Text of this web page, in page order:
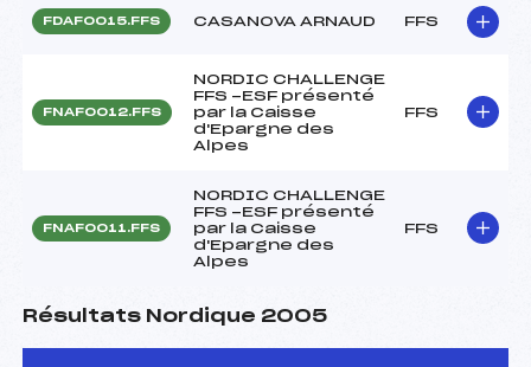
FDAF0015.FFS CASANOVA ARNAUD FFS
FNAF0012.FFS
NORDIC CHALLENGE
FFS -ESF présenté
par la Caisse
d'Epargne des
Alpes
FFS
FNAF0011.FFS
NORDIC CHALLENGE
FFS -ESF présenté
par la Caisse
d'Epargne des
Alpes
FFS
Résultats Nordique 2005